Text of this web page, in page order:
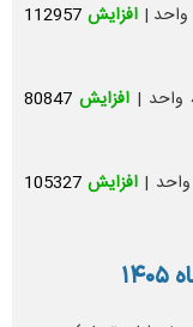
افزایش 112957
افزایش 80847
افزایش 105327